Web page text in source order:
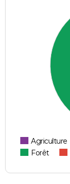
Agriculture
Forêt